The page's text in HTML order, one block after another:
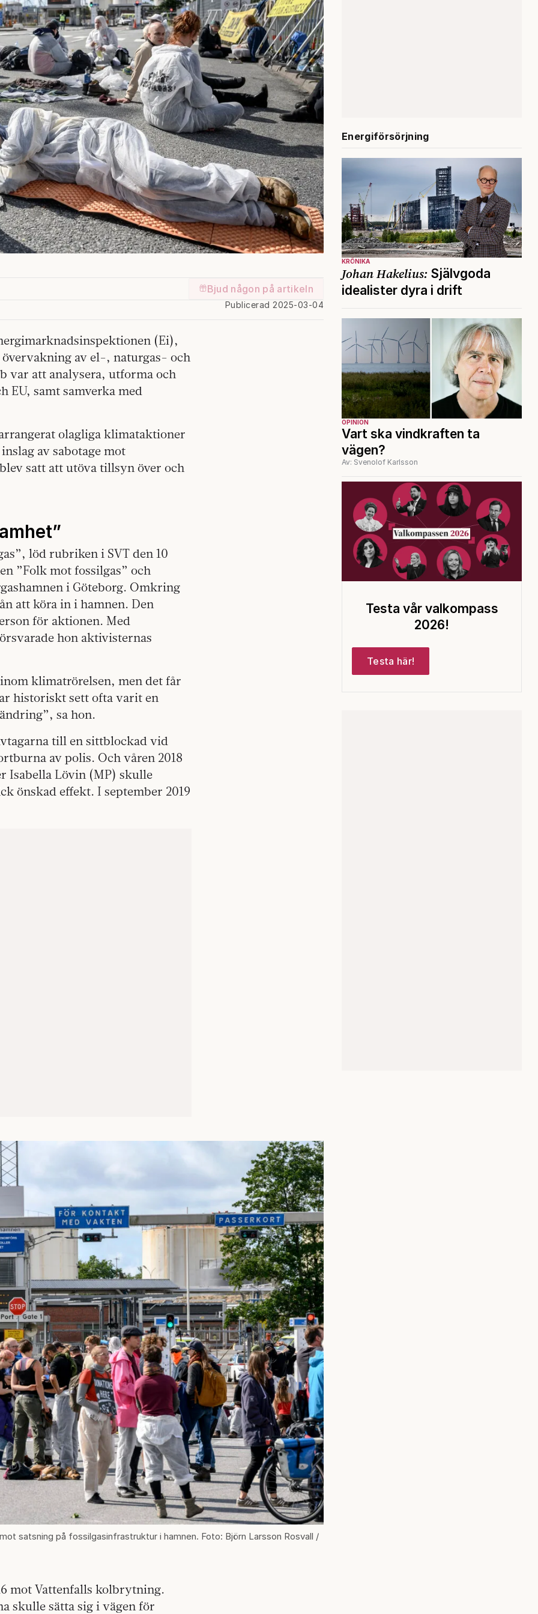
Bjud någon på artikeln
Publicerad 2025-03-04
(Ei),
av el-, naturgas- och
var att analysera, utforma och
EU, samt samverka med
olagliga klimataktioner
av sabotage mot
satt att utöva tillsyn över och
löd rubriken i SVT den 10
”Folk mot fossilgas” och
i Göteborg. Omkring
att köra in i hamnen. Den
för aktionen. Med
hon aktivisternas
klimatrörelsen, men det får
historiskt sett ofta varit en
sa hon.
till en sittblockad vid
av polis. Och våren 2018
Isabella Lövin (MP) skulle
önskad effekt. I september 2019
satsning på fossilgasinfrastruktur i hamnen. Foto: Björn Larsson Rosvall /
mot Vattenfalls kolbrytning.
skulle sätta sig i vägen för
Energiförsörjning
KRÖNIKA
Johan Hakelius: Självgoda
idealister dyra i drift
OPINION
Vart ska vindkraften ta
vägen?
Av: Svenolof Karlsson
Testa vår valkompass
2026!
Testa här!